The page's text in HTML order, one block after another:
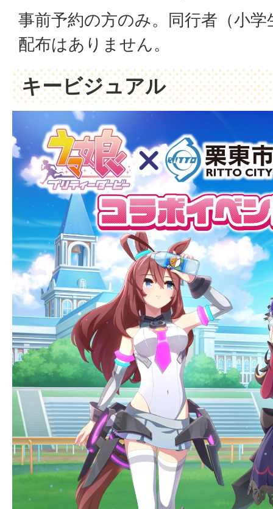
事前予約の方のみ。同行者（小
配布はありません。
キービジュアル